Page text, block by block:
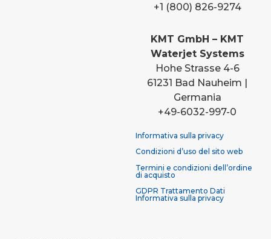
+1 (800) 826-9274
KMT GmbH – KMT
Waterjet Systems
Hohe Strasse 4-6
61231 Bad Nauheim |
Germania
+49-6032-997-0
Informativa sulla privacy
Condizioni d’uso del sito web
Termini e condizioni dell’ordine
di acquisto
GDPR Trattamento Dati
Informativa sulla privacy